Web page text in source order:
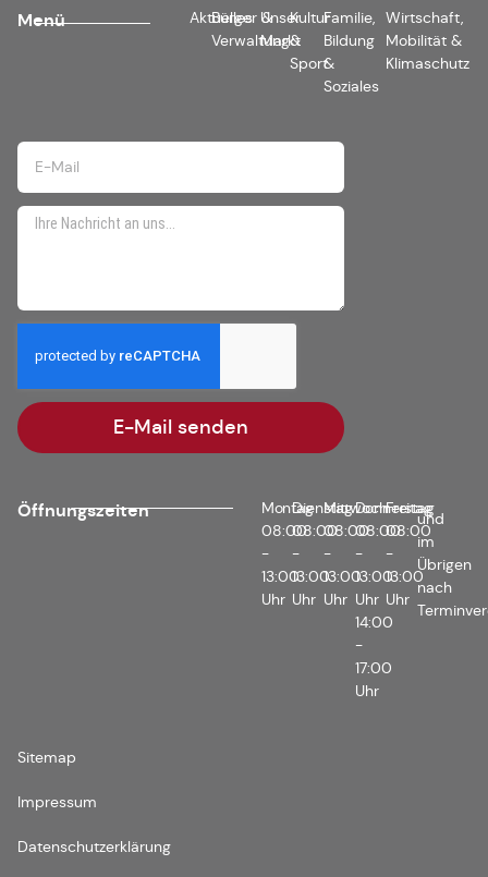
Menü Aktuelles
Bürger &
Verwaltung
Unser
Markt
Kultur
&
Sport
Familie,
Bildung
&
Soziales
Wirtschaft,
Mobilität &
Klimaschutz
E-Mail senden
Öffnungszeiten
Montag
08:00
-
13:00
Uhr
Dienstag
08:00
-
13:00
Uhr
Mittwoch
08:00
-
13:00
Uhr
Donnerstag
08:00
-
13:00
Uhr
14:00
-
17:00
Uhr
Freitag
08:00
-
13:00
Uhr
und
im
Übrigen
nach
Sitemap
Impressum
Datenschutzerklärung